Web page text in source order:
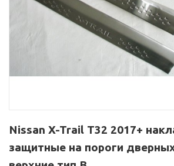
Nissan X-Trail T32 2017+
защитные на пороги